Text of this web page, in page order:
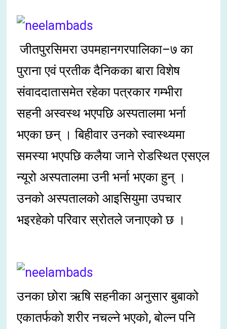
जीतपुरसिमरा उपमहानगरपालिका–७ का
पुराना एवं प्रतीक दैनिकका बारा विशेष
संवाददातासमेत रहेका पत्रकार गम्भीरा
सहनी अस्वस्थ भएपछि अस्पतालमा भर्ना
भएका छन् । बिहीवार उनको स्वास्थ्यमा
समस्या भएपछि कलैया जाने रोडस्थित एसएल
न्यूरो अस्पतालमा उनी भर्ना भएका हुन् ।
उनको अस्पतालको आइसियुमा उपचार
भइरहेको परिवार स्रोतले जनाएको छ ।
उनका छोरा ऋषि सहनीका अनुसार बुबाको
एकातर्फको शरीर नचल्ने भएको, बोल्न पनि